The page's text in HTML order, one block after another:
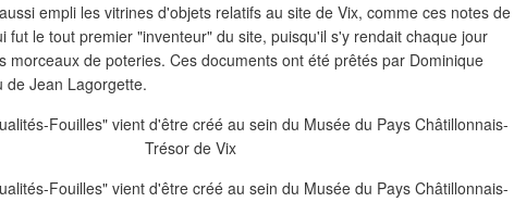
empli les vitrines d'objets relatifs au site de Vix, comme ces notes de
fut le tout premier "inventeur" du site, puisqu'il s'y rendait chaque jour
morceaux de poteries. Ces documents ont été prêtés par Dominique
de Jean Lagorgette.